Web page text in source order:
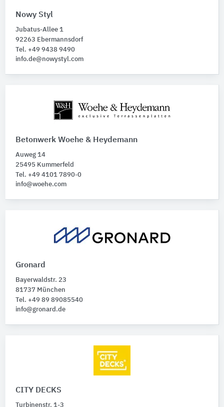
Nowy Styl
Jubatus-Allee 1
92263 Ebermannsdorf
Tel. +49 9438 9490
info.de@nowystyl.com
Betonwerk Woehe & Heydemann
Auweg 14
25495 Kummerfeld
Tel. +49 4101 7890-0
info@woehe.com
Gronard
Bayerwaldstr. 23
81737 München
Tel. +49 89 89085540
info@gronard.de
CITY DECKS
Turbinenstr. 1-3